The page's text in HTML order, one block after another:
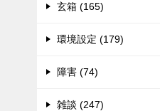
玄箱 (165)
環境設定 (179)
障害 (74)
雑談 (247)